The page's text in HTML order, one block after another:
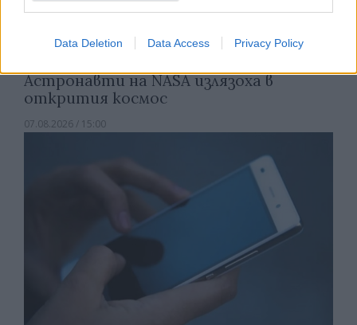
Data Deletion Data Access Privacy Policy
Астронавти на NASA излязоха в
открития космос
07.08.2026 / 15:00